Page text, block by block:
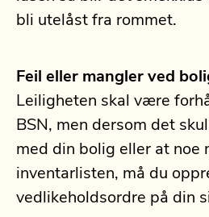
bli utelåst fra rommet.
Feil eller mangler ved
Leiligheten skal være
BSN, men dersom det
med din bolig eller at noe
inventarlisten, må du
vedlikeholdsordre på din